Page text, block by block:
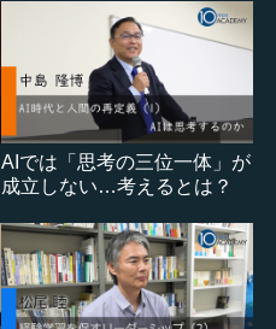
AIでは「思考の三位一体」が
成立しない…考えるとは？